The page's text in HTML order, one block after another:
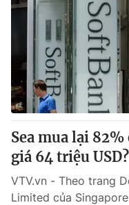
Sea mua lại
giá 64 triệu USD?
VTV.vn - Theo trang
Limited của